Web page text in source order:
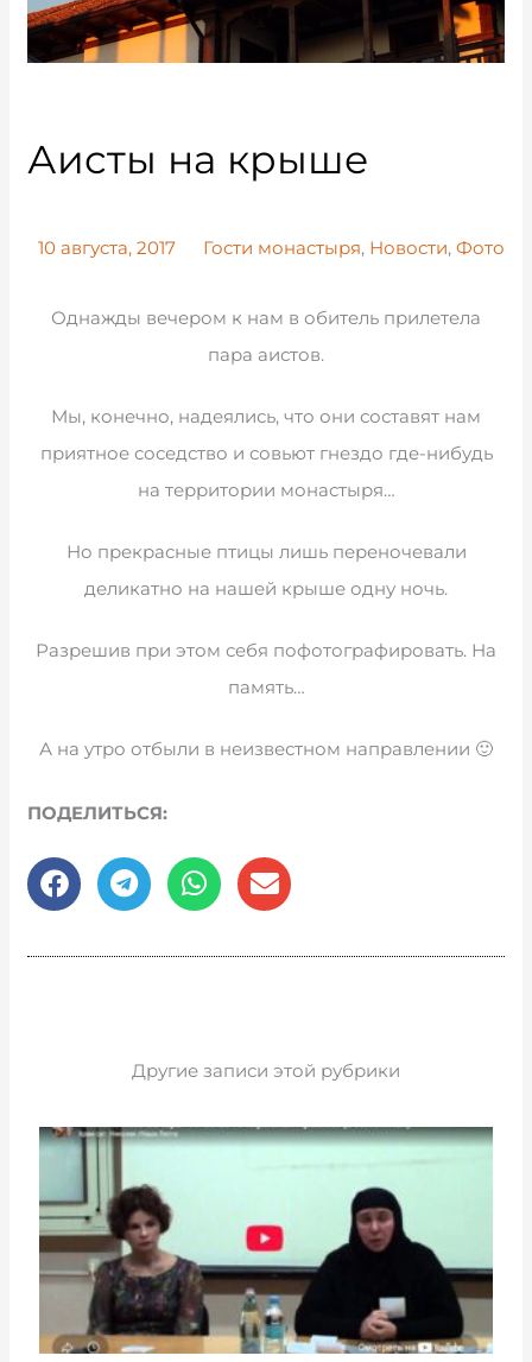
Аисты на крыше
10 августа, 2017 Гости монастыря, Новости, Фото
Однажды вечером к нам в обитель прилетела
пара аистов.
Мы, конечно, надеялись, что они составят нам
приятное соседство и совьют гнездо где-нибудь
на территории монастыря…
Но прекрасные птицы лишь переночевали
деликатно на нашей крыше одну ночь.
Разрешив при этом себя пофотографировать. На
память…
А на утро отбыли в неизвестном направлении 🙂
ПОДЕЛИТЬСЯ:
Другие записи этой рубрики